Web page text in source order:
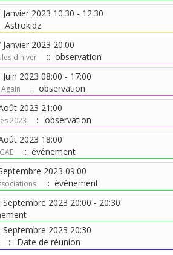
2023 10:30 - 12:30
Astrokidz
2023 20:00
d'hiver
:: observation
2023 08:00 - 17:00
:: observation
2023 21:00
2023
:: observation
2023 18:00
:: événement
2023 09:00
:: événement
Septembre 2023 20:00 - 20:30
Septembre 2023 20:30
:: Date de réunion